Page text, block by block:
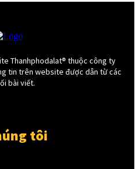
Thanhphodalat® thuộc công ty
tin trên website được dẫn từ các
bài viết.
tôi